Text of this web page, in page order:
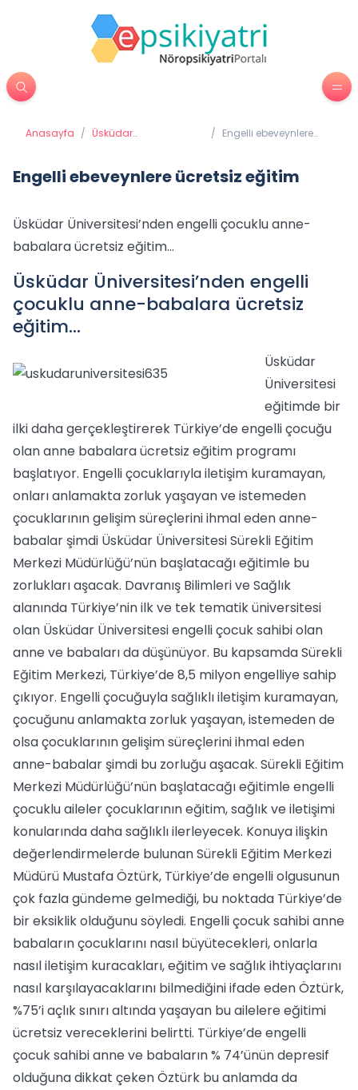
Anasayfa / Üsküdar
/ Engelli ebeveynlere
Engelli ebeveynlere ücretsiz eğitim
Üsküdar Üniversitesi’nden engelli çocuklu anne-
babalara ücretsiz eğitim…
Üsküdar Üniversitesi’nden engelli
çocuklu anne-babalara ücretsiz
eğitim…
Üsküdar
Üniversitesi
eğitimde bir
ilki daha gerçekleştirerek Türkiye’de engelli çocuğu
olan anne babalara ücretsiz eğitim programı
başlatıyor. Engelli çocuklarıyla iletişim kuramayan,
onları anlamakta zorluk yaşayan ve istemeden
çocuklarının gelişim süreçlerini ihmal eden anne-
babalar şimdi Üsküdar Üniversitesi Sürekli Eğitim
Merkezi Müdürlüğü’nün başlatacağı eğitimle bu
zorlukları aşacak. Davranış Bilimleri ve Sağlık
alanında Türkiye’nin ilk ve tek tematik üniversitesi
olan Üsküdar Üniversitesi engelli çocuk sahibi olan
anne ve babaları da düşünüyor. Bu kapsamda Sürekli
Eğitim Merkezi, Türkiye’de 8,5 milyon engelliye sahip
çıkıyor. Engelli çocuğuyla sağlıklı iletişim kuramayan,
çocuğunu anlamakta zorluk yaşayan, istemeden de
olsa çocuklarının gelişim süreçlerini ihmal eden
anne-babalar şimdi bu zorluğu aşacak. Sürekli Eğitim
Merkezi Müdürlüğü’nün başlatacağı eğitimle engelli
çocuklu aileler çocuklarının eğitim, sağlık ve iletişimi
konularında daha sağlıklı ilerleyecek. Konuya ilişkin
değerlendirmelerde bulunan Sürekli Eğitim Merkezi
Müdürü Mustafa Öztürk, Türkiye’de engelli olgusunun
çok fazla gündeme gelmediği, bu noktada Türkiye’de
bir eksiklik olduğunu söyledi. Engelli çocuk sahibi anne
babaların çocuklarını nasıl büyütecekleri, onlarla
nasıl iletişim kuracakları, eğitim ve sağlık ihtiyaçlarını
nasıl karşılayacaklarını bilmediğini ifade eden Öztürk,
%75’i açlık sınırı altında yaşayan bu ailelere eğitimi
ücretsiz vereceklerini belirtti. Türkiye’de engelli
çocuk sahibi anne ve babaların % 74’ünün depresif
olduğuna dikkat çeken Öztürk bu anlamda da